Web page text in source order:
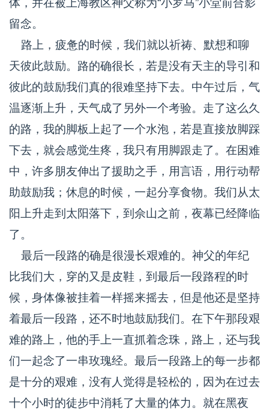
体，并在被上海教区神父称为“小罗马”小堂前合影
留念。
路上，疲惫的时候，我们就以祈祷、默想和聊
天彼此鼓励。路的确很长，若是没有天主的导引和
彼此的鼓励我们真的很难坚持下去。中午过后，气
温逐渐上升，天气成了另外一个考验。走了这么久
的路，我的脚板上起了一个水泡，若是直接放脚踩
下去，就会感觉生疼，我只有用脚跟走了。在困难
中，许多朋友伸出了援助之手，用言语，用行动帮
助鼓励我；休息的时候，一起分享食物。我们从太
阳上升走到太阳落下，到佘山之前，夜幕已经降临
了。
最后一段路的确是很漫长艰难的。神父的年纪
比我们大，穿的又是皮鞋，到最后一段路程的时
候，身体像被挂着一样摇来摇去，但是他还是坚持
着最后一段路，还不时地鼓励我们。在下午那段艰
难的路上，他的手上一直抓着念珠，路上，还与我
们一起念了一串玫瑰经。最后一段路上的每一步都
是十分的艰难，没有人觉得是轻松的，因为在过去
十个小时的徒步中消耗了大量的体力。就在黑夜